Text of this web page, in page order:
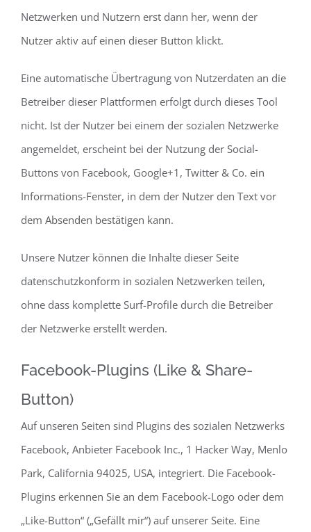
Netzwerken und Nutzern erst dann her, wenn der
Nutzer aktiv auf einen dieser Button klickt.
Eine automatische Übertragung von Nutzerdaten an die
Betreiber dieser Plattformen erfolgt durch dieses Tool
nicht. Ist der Nutzer bei einem der sozialen Netzwerke
angemeldet, erscheint bei der Nutzung der Social-
Buttons von Facebook, Google+1, Twitter & Co. ein
Informations-Fenster, in dem der Nutzer den Text vor
dem Absenden bestätigen kann.
Unsere Nutzer können die Inhalte dieser Seite
datenschutzkonform in sozialen Netzwerken teilen,
ohne dass komplette Surf-Profile durch die Betreiber
der Netzwerke erstellt werden.
Facebook-Plugins (Like & Share-
Button)
Auf unseren Seiten sind Plugins des sozialen Netzwerks
Facebook, Anbieter Facebook Inc., 1 Hacker Way, Menlo
Park, California 94025, USA, integriert. Die Facebook-
Plugins erkennen Sie an dem Facebook-Logo oder dem
„Like-Button“ („Gefällt mir“) auf unserer Seite. Eine